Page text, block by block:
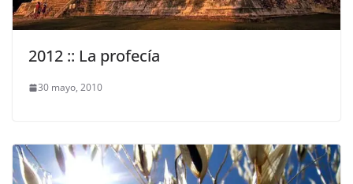
2012 :: La profecía
30 mayo, 2010